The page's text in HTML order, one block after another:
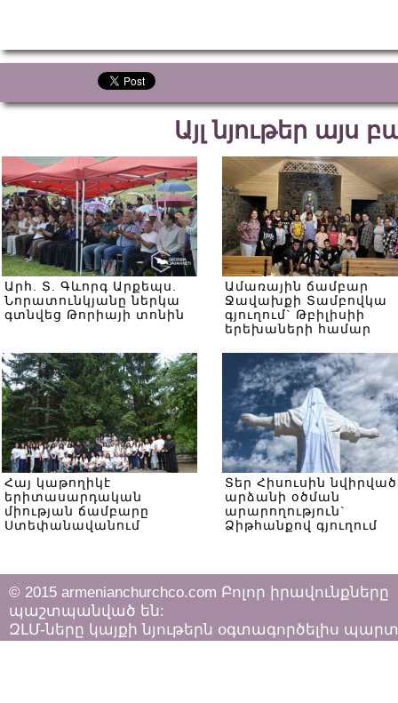
Այլ նյութեր այս
Արհ. Տ. Գևորգ Արքեպս.
Նորատունկյանը ներկա
գտնվեց Թորիայի տոնին
Ամառային ճամբար
Ջավախքի Տամբովկա
գյուղում` Թբիլիսիի
երեխաների համար
Հայ կաթողիկէ
երիտասարդական
միության ճամբարը
Ստեփանավանում
Տեր Հիսուսին նվիրված
արձանի օծման
արարողություն`
Ձիթհանքով գյուղում
© 2015 armenianchurchco.com Բոլոր իրավունքները
պաշտպանված են:
ԶԼՄ-ները կայքի նյութերն օգտագործելիս